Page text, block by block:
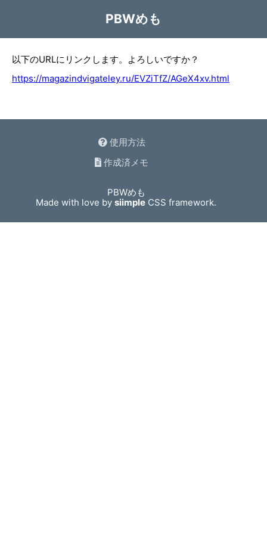
PBWめも
以下のURLにリンクします。よろしいですか？
https://magazindvigateley.ru/EVZiTfZ/AGeX4xv.html
使用方法
作成済メモ
PBWめも
Made with love bysiimple CSS framework.